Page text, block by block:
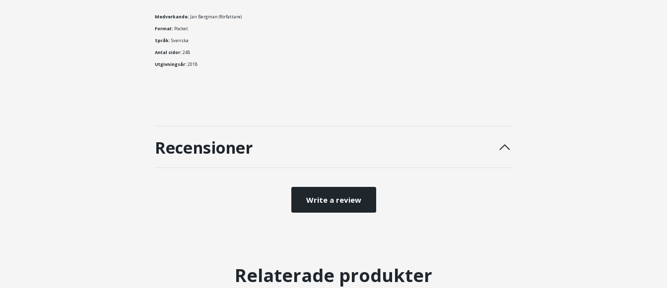
Medverkande: Jan Bergman (författare)
Format: Pocket
Språk: Svenska
Antal sidor: 248
Utgivningsår: 2018
Recensioner
Write a review
Relaterade produkter